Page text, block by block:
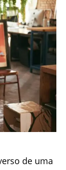
de uma